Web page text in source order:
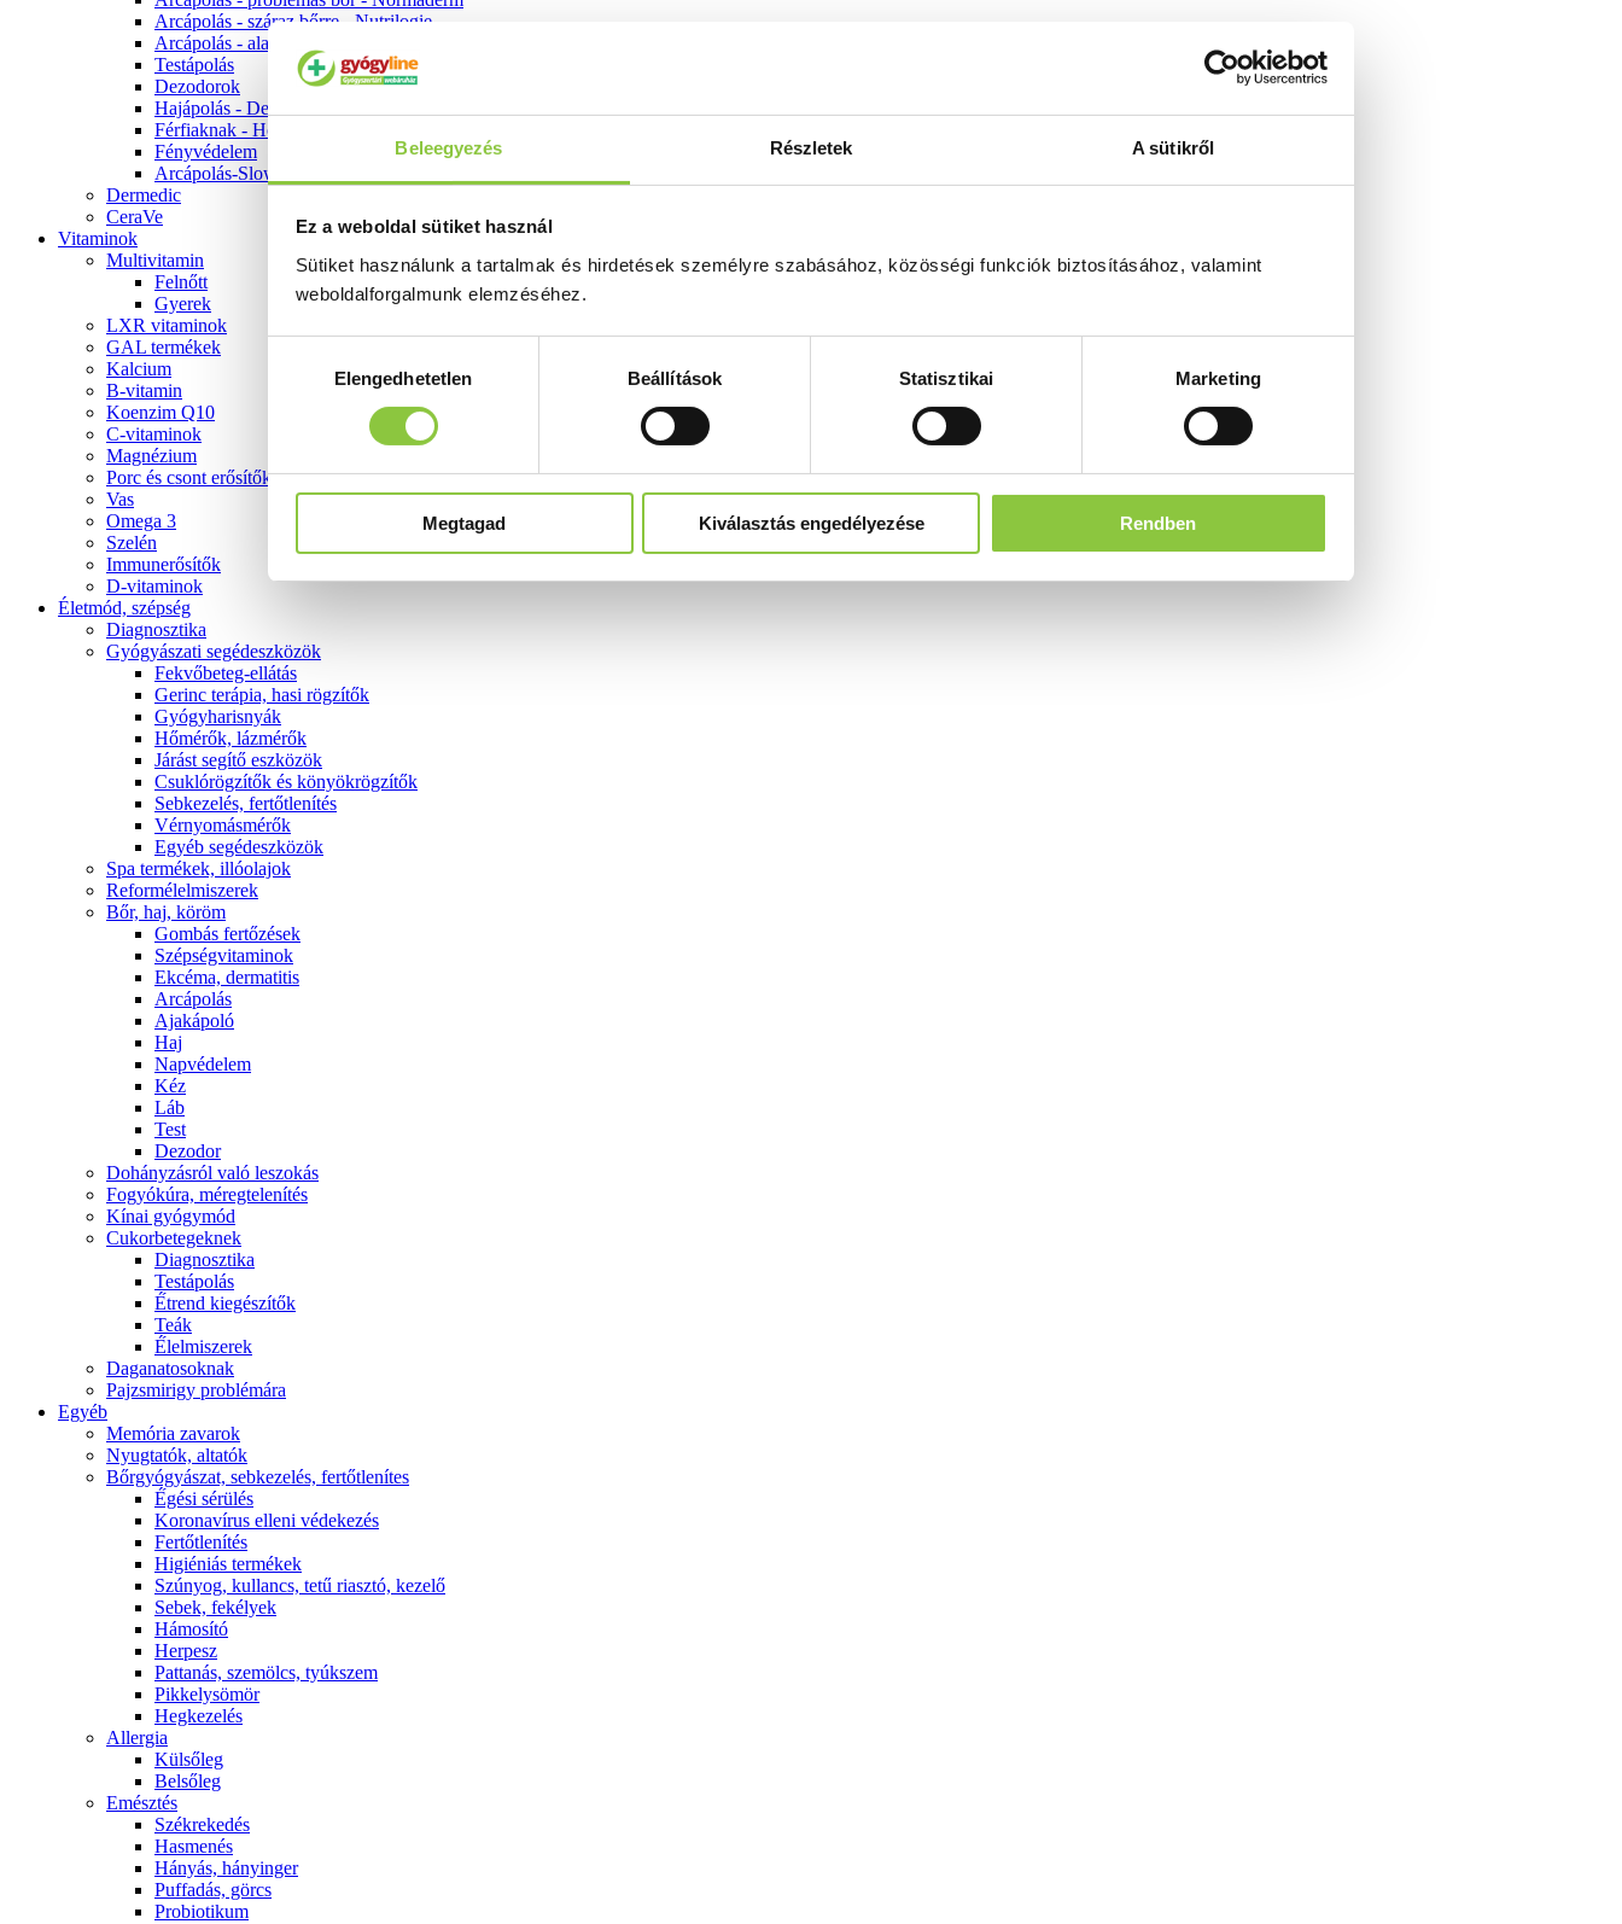
Beleegyezés Részletek A sütikről
Ez a weboldal sütiket használ
Sütiket használunk a tartalmak és hirdetések személyre szabásához, közösségi funkciók biztosításához, valamint
weboldalforgalmunk elemzéséhez.
kiválasztásaElengedhetetlen Beállítások Statisztikai Marketing
Megtagad Kiválasztás engedélyezése Rendben
Arcápolás - száraz bőrre - Nutrilogie
Arcápolás - alapozók
Testápolás
Dezodorok
Hajápolás - Dercos
Férfiaknak - Homme
Fényvédelem
Arcápolás-Slow Age
Dermedic
CeraVe
Vitaminok
Multivitamin
Felnőtt
Gyerek
LXR vitaminok
GAL termékek
Kalcium
B-vitamin
Koenzim Q10
C-vitaminok
Magnézium
Porc és csont erősítők
Vas
Omega 3
Szelén
Immunerősítők
D-vitaminok
Életmód, szépség
Diagnosztika
Gyógyászati segédeszközök
Fekvőbeteg-ellátás
Gerinc terápia, hasi rögzítők
Gyógyharisnyák
Hőmérők, lázmérők
Járást segítő eszközök
Csuklórögzítők és könyökrögzítők
Sebkezelés, fertőtlenítés
Vérnyomásmérők
Egyéb segédeszközök
Spa termékek, illóolajok
Reformélelmiszerek
Bőr, haj, köröm
Gombás fertőzések
Szépségvitaminok
Ekcéma, dermatitis
Arcápolás
Ajakápoló
Haj
Napvédelem
Kéz
Láb
Test
Dezodor
Dohányzásról való leszokás
Fogyókúra, méregtelenítés
Kínai gyógymód
Cukorbetegeknek
Diagnosztika
Testápolás
É́trend kiegészítők
Teák
É́lelmiszerek
Daganatosoknak
Pajzsmirigy problémára
Egyéb
Memória zavarok
Nyugtatók, altatók
Bőrgyógyászat, sebkezelés, fertőtlenítes
É́gési sérülés
Koronavírus elleni védekezés
Fertőtlenítés
Higiéniás termékek
Szúnyog, kullancs, tetű riasztó, kezelő
Sebek, fekélyek
Hámosító
Herpesz
Pattanás, szemölcs, tyúkszem
Pikkelysömör
Hegkezelés
Allergia
Külsőleg
Belsőleg
Emésztés
Székrekedés
Hasmenés
Hányás, hányinger
Puffadás, görcs
Probiotikum